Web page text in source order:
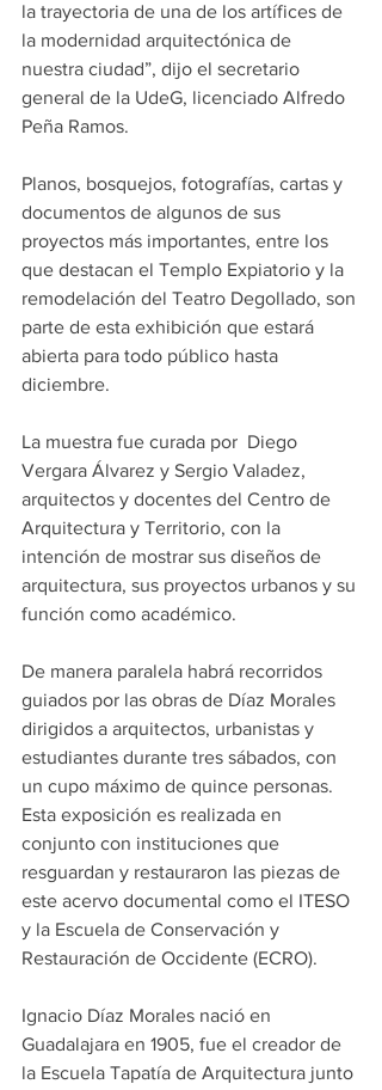
la trayectoria de una de los artífices de
la modernidad arquitectónica de
nuestra ciudad”, dijo el secretario
general de la UdeG, licenciado Alfredo
Peña Ramos.
Planos, bosquejos, fotografías, cartas y
documentos de algunos de sus
proyectos más importantes, entre los
que destacan el Templo Expiatorio y la
remodelación del Teatro Degollado, son
parte de esta exhibición que estará
abierta para todo público hasta
diciembre.
La muestra fue curada por  Diego
Vergara Álvarez y Sergio Valadez,
arquitectos y docentes del Centro de
Arquitectura y Territorio, con la
intención de mostrar sus diseños de
arquitectura, sus proyectos urbanos y su
función como académico.
De manera paralela habrá recorridos
guiados por las obras de Díaz Morales
dirigidos a arquitectos, urbanistas y
estudiantes durante tres sábados, con
un cupo máximo de quince personas.
Esta exposición es realizada en
conjunto con instituciones que
resguardan y restauraron las piezas de
este acervo documental como el ITESO
y la Escuela de Conservación y
Restauración de Occidente (ECRO).
Ignacio Díaz Morales nació en
Guadalajara en 1905, fue el creador de
la Escuela Tapatía de Arquitectura junto